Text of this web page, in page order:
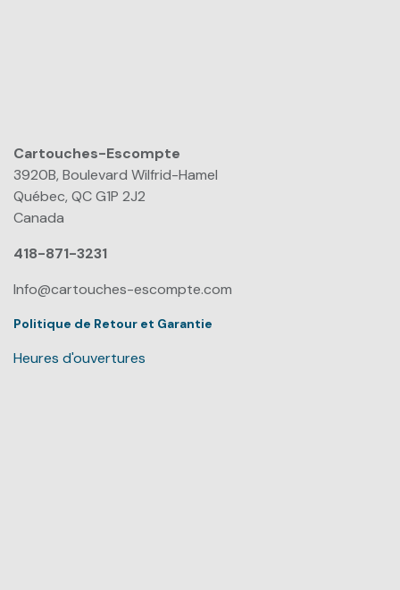
Cartouches-Escompte
3920B, Boulevard Wilfrid-Hamel
Québec, QC G1P 2J2
Canada
418-871-3231
Info@cartouches-escompte.com
Politique de Retour et Garantie
Heures d'ouvertures